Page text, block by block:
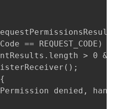
== REQUEST_CODE) {
> 0
denied,